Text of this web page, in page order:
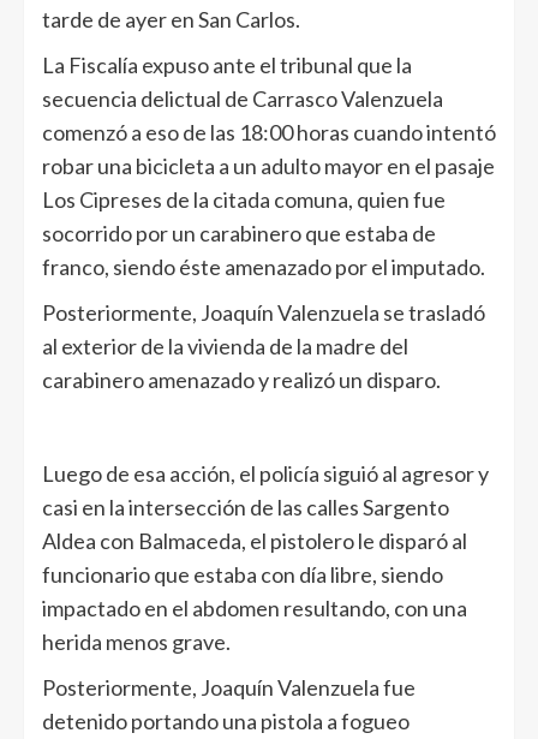
tarde de ayer en San Carlos.
La Fiscalía expuso ante el tribunal que la
secuencia delictual de Carrasco Valenzuela
comenzó a eso de las 18:00 horas cuando intentó
robar una bicicleta a un adulto mayor en el pasaje
Los Cipreses de la citada comuna, quien fue
socorrido por un carabinero que estaba de
franco, siendo éste amenazado por el imputado.
Posteriormente, Joaquín Valenzuela se trasladó
al exterior de la vivienda de la madre del
carabinero amenazado y realizó un disparo.
Luego de esa acción, el policía siguió al agresor y
casi en la intersección de las calles Sargento
Aldea con Balmaceda, el pistolero le disparó al
funcionario que estaba con día libre, siendo
impactado en el abdomen resultando, con una
herida menos grave.
Posteriormente, Joaquín Valenzuela fue
detenido portando una pistola a fogueo